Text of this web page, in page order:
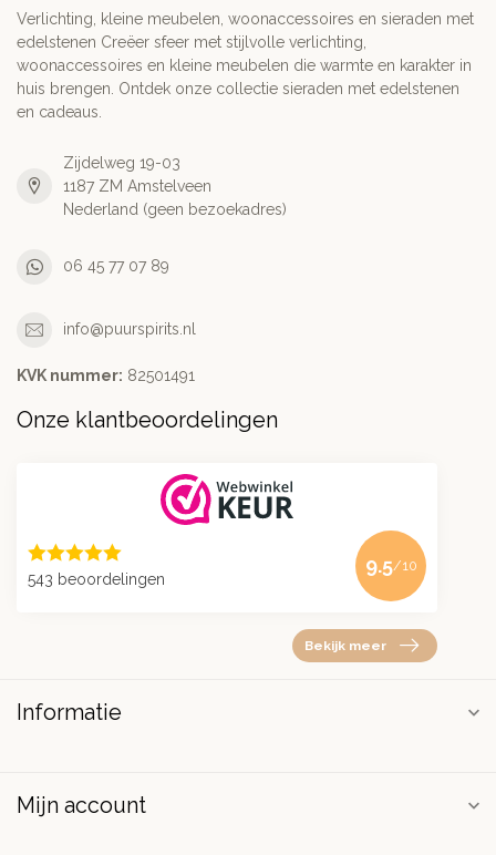
Verlichting, kleine meubelen, woonaccessoires en sieraden met
edelstenen Creëer sfeer met stijlvolle verlichting,
woonaccessoires en kleine meubelen die warmte en karakter in
huis brengen. Ontdek onze collectie sieraden met edelstenen
en cadeaus.
Zijdelweg 19-03
1187 ZM Amstelveen
Nederland (geen bezoekadres)
06 45 77 07 89
info@puurspirits.nl
KVK nummer: 82501491
Onze klantbeoordelingen
543 beoordelingen
9.5/10
Bekijk meer
Informatie
Mijn account